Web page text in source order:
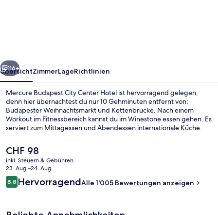
Weiter
116+
ÜbersichtZimmerLageRichtlinien
Mercure Budapest City Center Hotel ist hervorragend gelegen,
denn hier übernachtest du nur 10 Gehminuten entfernt von:
Budapester Weihnachtsmarkt und Kettenbrücke. Nach einem
Workout im Fitnessbereich kannst du im Winestone essen gehen. Es
serviert zum Mittagessen und Abendessen internationale Küche.
Highlights. Andere Reisende lieben das hilfsbereite Personal und
die Lage. Die Unterkunft ist nur einen kurzen Fußmarsch von den
öffentlichen Verkehrsmitteln entfernt: Zur U-Bahn läuft man 4
Minuten (Station Ferenciek tér) bzw. 5 Minuten (Station Vörösmarty
tér).
Der
aktuelle
Preis
beträgt
CHF 98.
CHF 98
inkl. Steuern & Gebühren
23. Aug.–24. Aug.
Bewertungen
8,88,8 von 10.
HervorragendAlle 1'005 Bewertungen anzeigen